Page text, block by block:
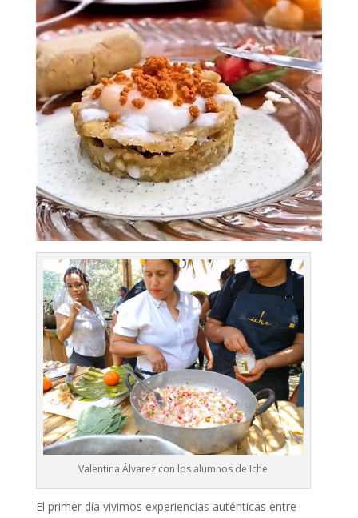
Valentina Álvarez con los alumnos de Iche
El primer día vivimos experiencias auténticas entre